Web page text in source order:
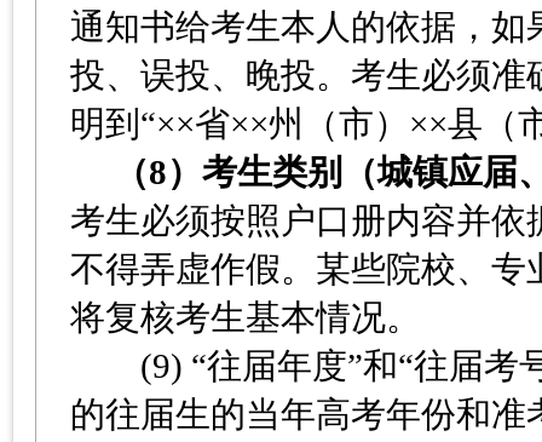
通知书给考生本人的依据，
投、误投、晚投。考生必须
明到“××省××州（市）××县（
（8）考生类别（城镇应届
考生必须按照户口册内容并
不得弄虚作假。某些院校、
将复核考生基本情况。
(9) “往届年度”和“往届考
的往届生的当年高考年份和